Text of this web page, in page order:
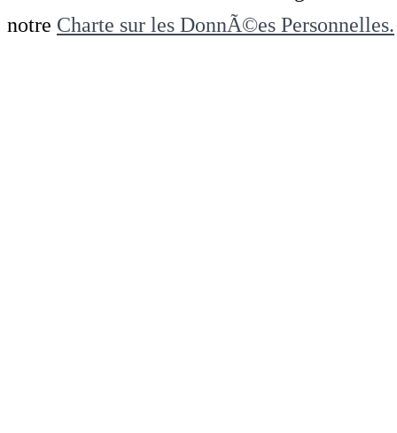
notre Charte sur les DonnÃ©es Personnelles.